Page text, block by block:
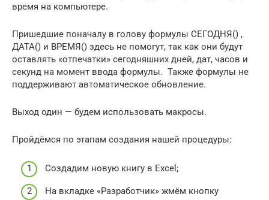
время на компьютере.
Пришедшие поначалу в голову формулы СЕГОДНЯ() ,
ДАТА() и ВРЕМЯ() здесь не помогут, так как они будут
оставлять «отпечатки» сегодняшних дней, дат, часов и
секунд на момент ввода формулы. Также формулы не
поддерживают автоматическое обновление.
Выход один — будем использовать макросы.
Пройдёмся по этапам создания нашей процедуры:
Создадим новую книгу в Excel;
На вкладке «Разработчик» жмём кнопку